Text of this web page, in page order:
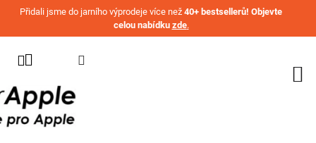
Přejít na obsah
Přidali jsme do jarního výprodeje více než 40+ bestsellerů! Objevte
celou nabídku zde.
IPHONE